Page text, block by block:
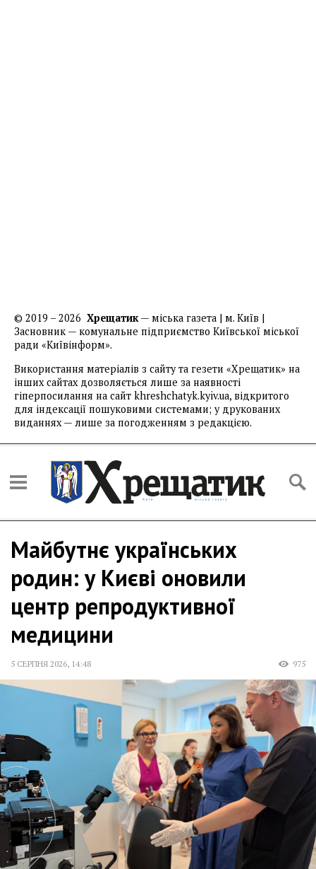
© 2019 – 2026 Хрещатик— міська газета | м. Київ |
Засновник — комунальне підприємство Київської міської
ради «Київінформ».
Використання матеріалів з сайту та гезети «Хрещатик» на
інших сайтах дозволяється лише за наявності
гіперпосилання на сайт khreshchatyk.kyiv.ua, відкритого
для індексації пошуковими системами; у друкованих
виданнях — лише за погодженням з редакцією.
Майбутнє українських
родин: у Києві оновили
центр репродуктивної
медицини
5 СЕРПНЯ 2026, 14:48 975